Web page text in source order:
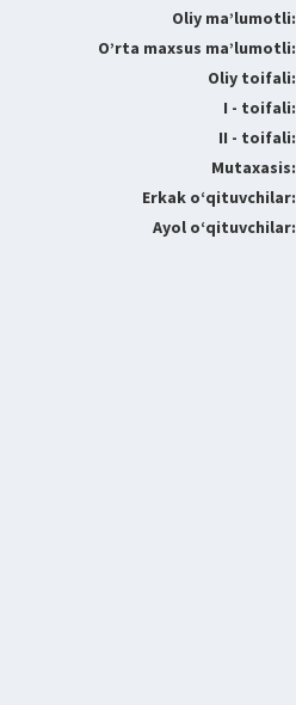
Oliy ma’lumotli:
O’rta maxsus ma’lumotli:
Oliy toifali:
I - toifali:
II - toifali:
Mutaxasis:
Erkak o‘qituvchilar:
Ayol o‘qituvchilar: